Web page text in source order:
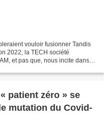
vouloir fusionner Tandis
2022, la TECH société
et pas que, nous incite dans
patient zéro » se
mutation du Covid-